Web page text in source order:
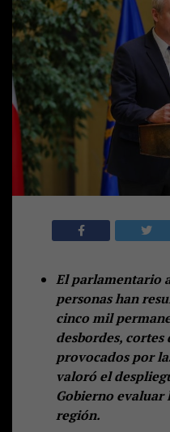
El parlamentario
personas han
cinco mil
desbordes, cortes
provocados por
valoró el
Gobierno evaluar
región.